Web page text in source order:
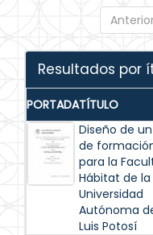
Resultados por
PORTADATÍTULO
Diseño de
de
para la
Hábitat de la
Universidad
Autónoma
Luis Potosí